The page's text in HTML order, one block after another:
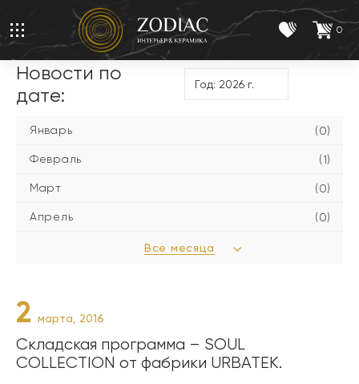
0
Новости по
дате:
Январь (0)
Февраль (1)
Март (0)
Апрель (0)
Все месяца
2 марта, 2016
Складская программа – SOUL
COLLECTION от фабрики URBATEK.